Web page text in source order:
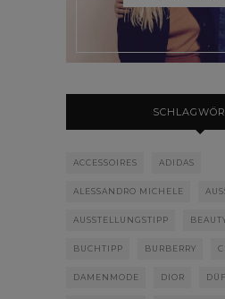
ACCESSOIRES ADIDAS
ALESSANDRO MICHELE
AUSSTELLUNGSTIPP
BUCHTIPP BURBERRY
DAMENMODE DIOR